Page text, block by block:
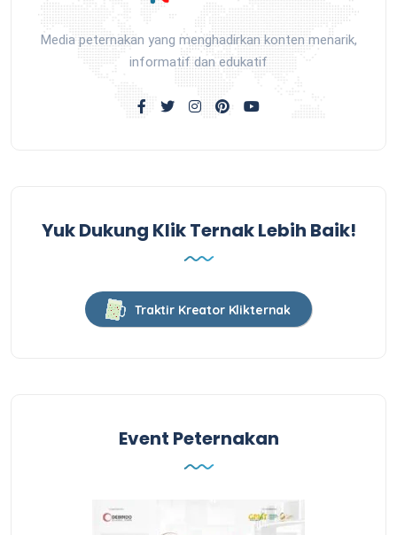
Media peternakan yang menghadirkan konten menarik,
informatif dan edukatif
Yuk Dukung Klik Ternak Lebih Baik!
Traktir Kreator Klikternak
Event Peternakan